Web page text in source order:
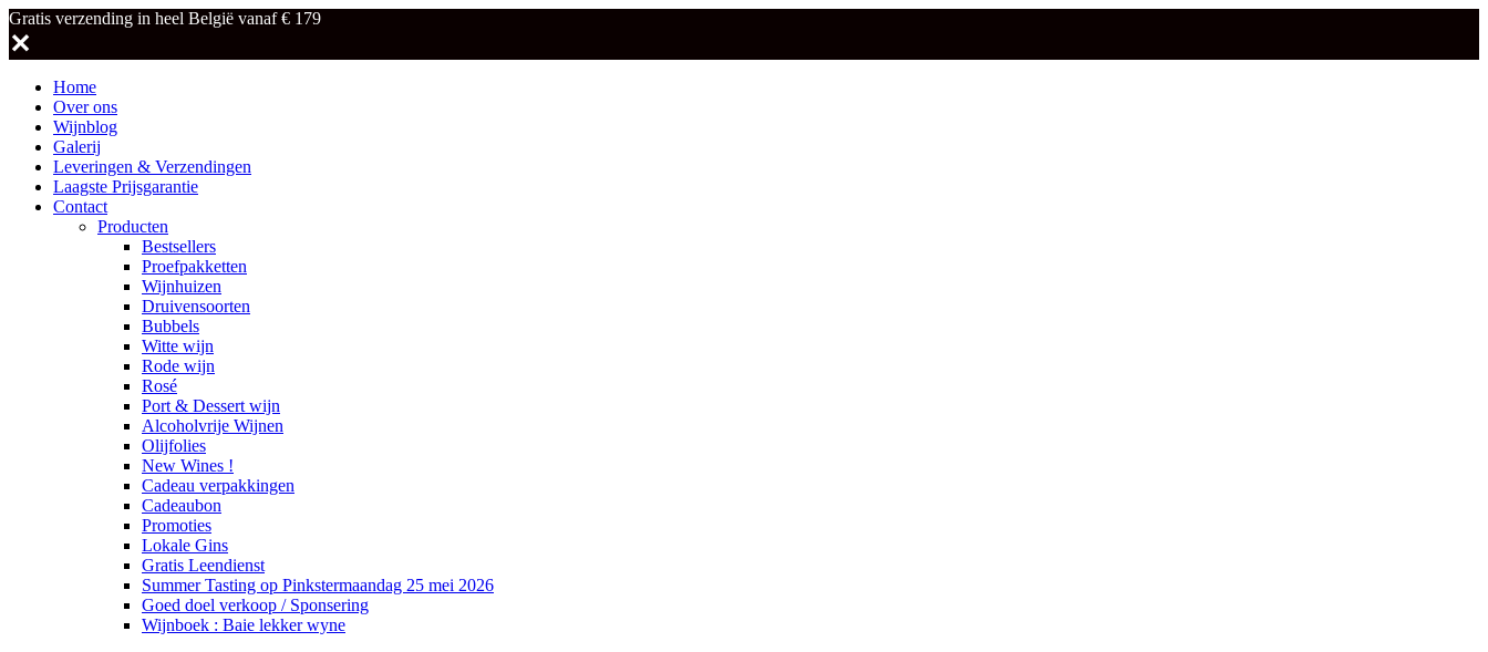
Gratis verzending in heel België vanaf € 179
✕
Home
Over ons
Wijnblog
Galerij
Leveringen & Verzendingen
Laagste Prijsgarantie
Contact
Producten
Bestsellers
Proefpakketten
Wijnhuizen
Druivensoorten
Bubbels
Witte wijn
Rode wijn
Rosé
Port & Dessert wijn
Alcoholvrije Wijnen
Olijfolies
New Wines !
Cadeau verpakkingen
Cadeaubon
Promoties
Lokale Gins
Gratis Leendienst
Summer Tasting op Pinkstermaandag 25 mei 2026
Goed doel verkoop / Sponsering
Wijnboek : Baie lekker wyne